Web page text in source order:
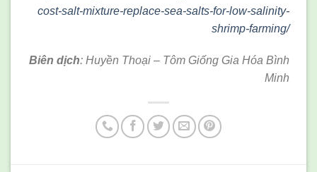
cost-salt-mixture-replace-sea-salts-for-low-salinity-
shrimp-farming/
Biên dịch: Huyền Thoại – Tôm Giống Gia Hóa Bình
Minh